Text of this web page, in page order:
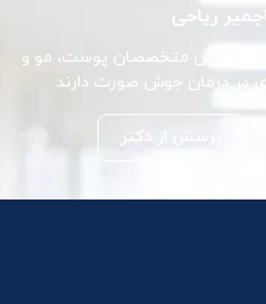
ریاحی
متخصصان پوست، مو و
در درمان جوش صورت دارند
پرسش از دکتر